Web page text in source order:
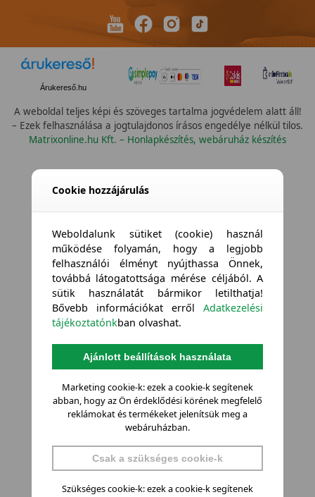
Árukereső.hu
A weboldal teljes képi és szöveges tartalma jogvédelem alatt áll!
– Ezek felhasználása a jogtulajdonos írásos engedélye nélkül tilos.
Matrixonline.hu Kft. – Honlapkészítés, webáruház készítés
Cookie hozzájárulás
Weboldalunk sütiket (cookie) használ
működése folyamán, hogy a legjobb
felhasználói élményt nyújthassa Önnek,
továbbá látogatottsága mérése céljából. A
sütik használatát bármikor letilthatja!
Bővebb információkat errőlAdatkezelési
tájékoztatónkban olvashat.
Ajánlott beállítások használata
Marketing cookie-k: ezek a cookie-k segítenek
abban, hogy az Ön érdeklődési körének megfelelő
reklámokat és termékeket jelenítsük meg a
webáruházban.
Csak a szükséges cookie-k
Szükséges cookie-k: ezek a cookie-k segítenek